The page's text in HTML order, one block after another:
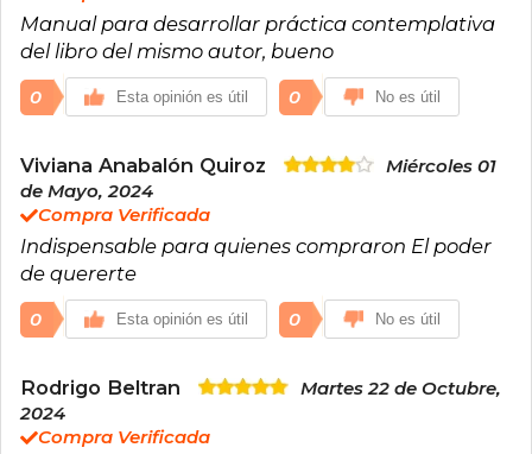
Manual para desarrollar práctica contemplativa
del libro del mismo autor, bueno
0 Esta opinión es útil 0 No es útil
Viviana Anabalón Quiroz
Miércoles 01
de Mayo, 2024
Compra Verificada
Indispensable para quienes compraron El poder
de quererte
0 Esta opinión es útil 0 No es útil
Rodrigo Beltran
Martes 22 de Octubre,
2024
Compra Verificada